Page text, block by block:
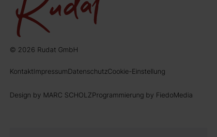
© 2026 Rudat GmbH
KontaktImpressumDatenschutzCookie-Einstellung
Design by MARC SCHOLZProgrammierung by FiedoMedia